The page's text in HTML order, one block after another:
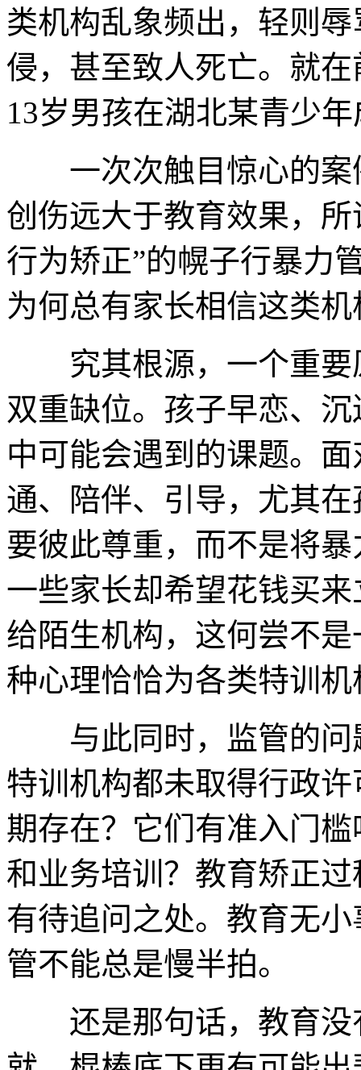
类机构乱象频出，轻则
侵，甚至致人死亡。就
13岁男孩在湖北某青少
一次次触目惊心的案
创伤远大于教育效果，
行为矫正”的幌子行暴力
为何总有家长相信这类
究其根源，一个重要
双重缺位。孩子早恋、
中可能会遇到的课题。
通、陪伴、引导，尤其
要彼此尊重，而不是将
一些家长却希望花钱买
给陌生机构，这何尝不
种心理恰恰为各类特训
与此同时，监管的问
特训机构都未取得行政
期存在？它们有准入门
和业务培训？教育矫正
有待追问之处。教育无
管不能总是慢半拍。
还是那句话，教育没